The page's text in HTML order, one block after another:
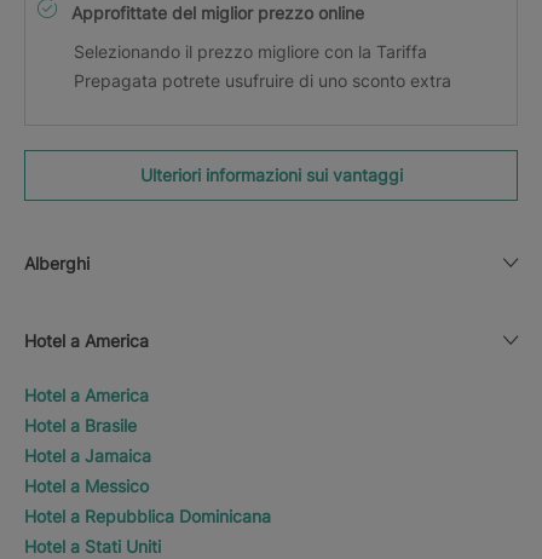
Approfittate del miglior prezzo online
Selezionando il prezzo migliore con la Tariffa
Prepagata potrete usufruire di uno sconto extra
Ulteriori informazioni sui vantaggi
Alberghi
Hotel a America
Hotel a America
Hotel a Brasile
Hotel a Jamaica
Hotel a Messico
Hotel a Repubblica Dominicana
Hotel a Stati Uniti